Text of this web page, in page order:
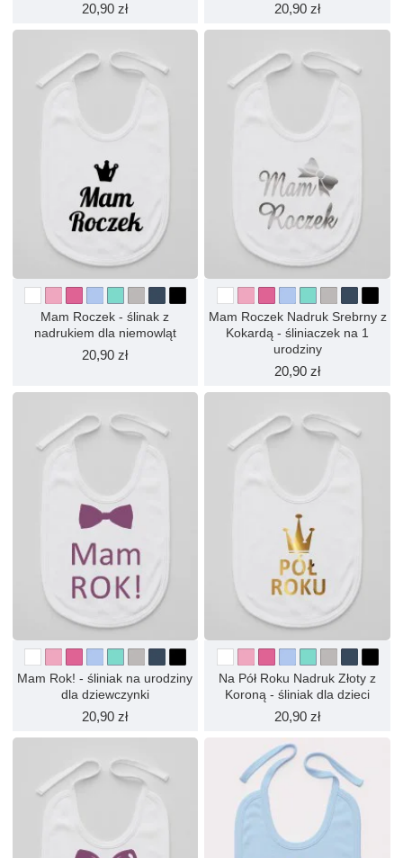
20,90 zł 20,90 zł
Mam Roczek - ślinak z
nadrukiem dla niemowląt
20,90 zł
Mam Roczek Nadruk Srebrny z
Kokardą - śliniaczek na 1
urodziny
20,90 zł
Mam Rok! - śliniak na urodziny
dla dziewczynki
20,90 zł
Na Pół Roku Nadruk Złoty z
Koroną - śliniak dla dzieci
20,90 zł